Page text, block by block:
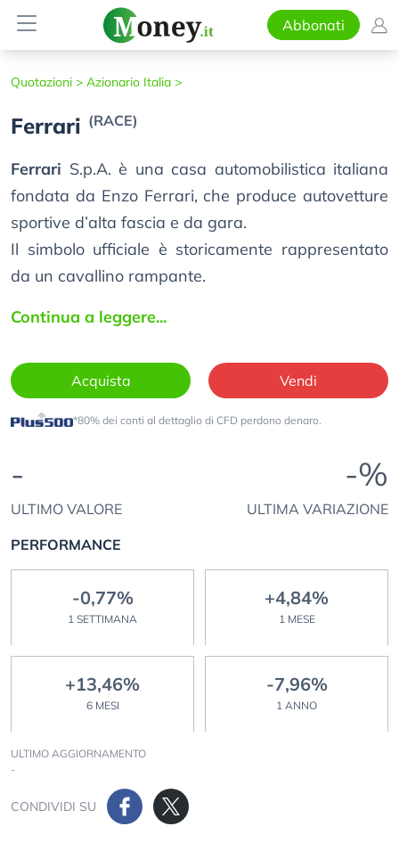
Abbonati
Quotazioni > Azionario Italia >
Ferrari (RACE)
Ferrari S.p.A. è una casa automobilistica italiana
fondata da Enzo Ferrari, che produce autovetture
sportive d’alta fascia e da gara.
Il simbolo ufficiale è storicamente rappresentato
da un cavallino rampante.
Continua a leggere...
Acquista Vendi
*80% dei conti al dettaglio di CFD perdono denaro.
-
ULTIMO VALORE
-%
ULTIMA VARIAZIONE
PERFORMANCE
-0,77%
1 SETTIMANA
+4,84%
1 MESE
+13,46%
6 MESI
-7,96%
1 ANNO
ULTIMO AGGIORNAMENTO
-
CONDIVIDI SU